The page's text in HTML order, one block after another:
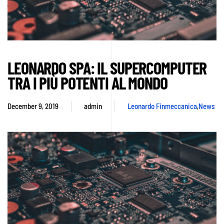
LEONARDO SPA: IL SUPERCOMPUTER
TRA I PIÙ POTENTI AL MONDO
December 9, 2019 admin Leonardo Finmeccanica,News